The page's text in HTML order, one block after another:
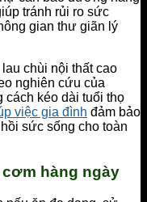
tránh rủi ro sức
gian thư giãn lý
chùi nội thất cao
nghiên cứu của
cách kéo dài tuổi thọ
việc gia đình đảm bảo
sức sống cho toàn
hàng ngày